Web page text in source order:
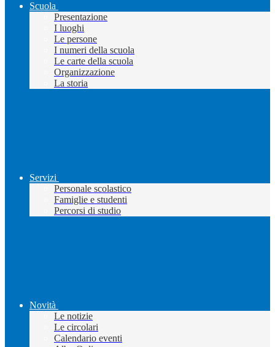
Scuola
Presentazione
I luoghi
Le persone
I numeri della scuola
Le carte della scuola
Organizzazione
La storia
Servizi
Personale scolastico
Famiglie e studenti
Percorsi di studio
Novità
Le notizie
Le circolari
Calendario eventi